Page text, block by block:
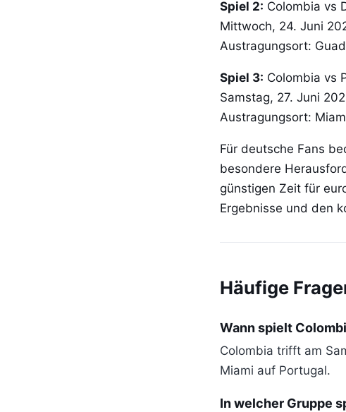
Spiel 2: Colombia vs
Mittwoch, 24. Juni
Austragungsort:
Spiel 3: Colombia vs
Samstag, 27. Juni
Austragungsort:
Für deutsche Fans
besondere
günstigen Zeit für
Ergebnisse und den
Häufige
Wann spielt
Colombia trifft am
Miami auf Portugal.
In welcher Gruppe